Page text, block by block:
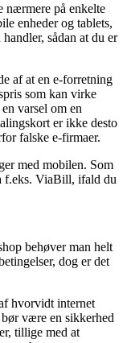
nærmere på enkelte
enheder og tablets,
sådan at du er
af at en e-forretning
som kan virke
varsel om en
er ikke desto
falske e-firmaer.
med mobilen. Som
f.eks. ViaBill, ifald du
behøver man helt
dog er det
hvorvidt internet
være en sikkerhed
tillige med at